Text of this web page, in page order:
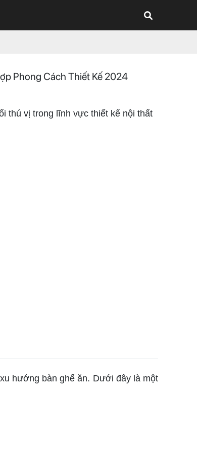
Phong Cách Thiết Kế 2024
thú vị trong lĩnh vực thiết kế nội thất
hướng bàn ghế ăn. Dưới đây là một